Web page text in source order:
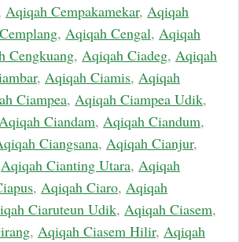
Aqiqah Cempakamekar, Aqiqah
, Aqiqah Cengal, Aqiqah
Cengkuang, Aqiqah Ciadeg, Aqiqah
, Aqiqah Ciamis, Aqiqah
Ciampea, Aqiqah Ciampea Udik,
Ciandam, Aqiqah Ciandum,
Ciangsana, Aqiqah Cianjur,
Aqiqah Cianting Utara, Aqiqah
, Aqiqah Ciaro, Aqiqah
Ciaruteun Udik, Aqiqah Ciasem,
, Aqiqah Ciasem Hilir, Aqiqah